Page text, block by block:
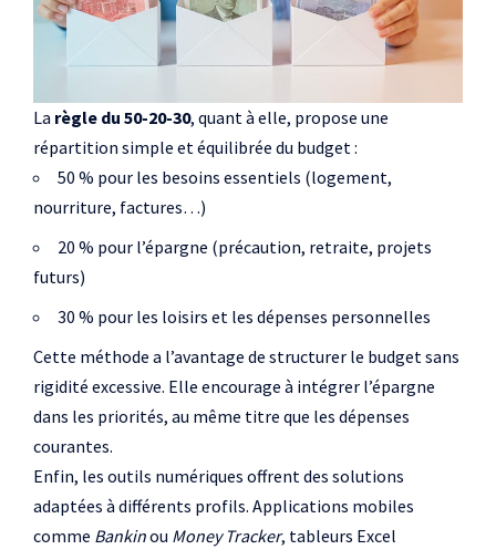
La règle du 50-20-30, quant à elle, propose une
répartition simple et équilibrée du budget :
50 % pour les besoins essentiels (logement,
nourriture, factures…)
20 % pour l’épargne (précaution, retraite, projets
futurs)
30 % pour les loisirs et les dépenses personnelles
Cette méthode a l’avantage de structurer le budget sans
rigidité excessive. Elle encourage à intégrer l’épargne
dans les priorités, au même titre que les dépenses
courantes.
Enfin, les outils numériques offrent des solutions
adaptées à différents profils. Applications mobiles
comme Bankinou Money Tracker, tableurs Excel